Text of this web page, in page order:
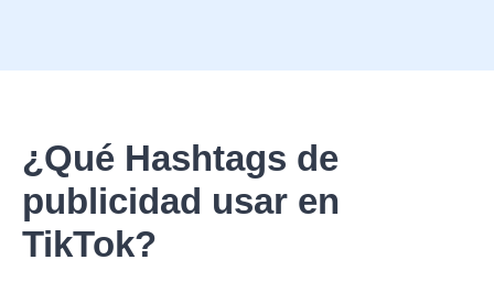
¿Qué Hashtags de
publicidad usar en
TikTok?